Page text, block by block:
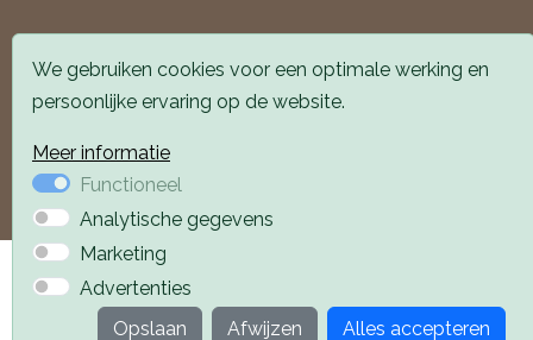
Alle locaties zijn goed bereikbaar met auto en
openbaar vervoer. Er is parkeergelegenheid voor de
Privacyverklaring
We gebruiken cookies voor een optimale werking en
persoonlijke ervaring op de website.
Meer informatie
Functioneel
Analytische gegevens
Marketing
Advertenties
Alles accepteren
Afwijzen
Opslaan